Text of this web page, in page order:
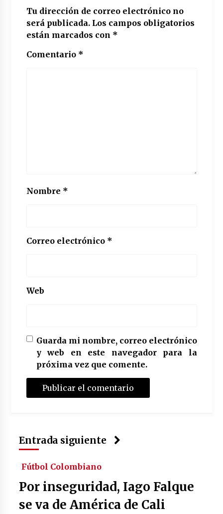
Tu dirección de correo electrónico no
será publicada. Los campos obligatorios
están marcados con *
Comentario *
Nombre *
Correo electrónico *
Web
Guarda mi nombre, correo electrónico
y web en este navegador para la
próxima vez que comente.
Entrada siguiente
Fútbol Colombiano
Por inseguridad, Iago Falque
se va de América de Cali